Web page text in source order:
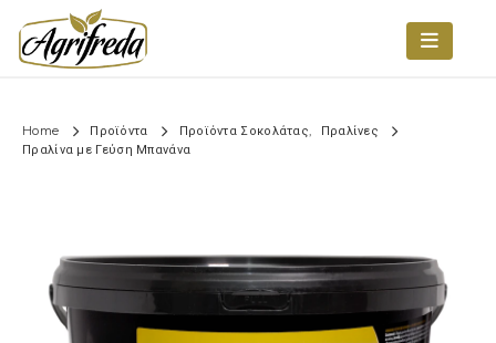
Home Προϊόντα Προϊόντα Σοκολάτας
Πραλίνες
Πραλίνα με Γεύση Μπανάνα